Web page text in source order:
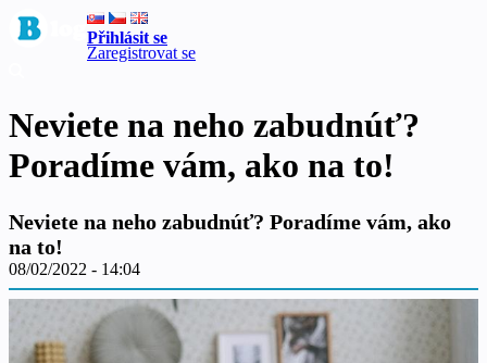
Přihlásit se
Zaregistrovat se
Neviete na neho zabudnúť?
Poradíme vám, ako na to!
Neviete na neho zabudnúť? Poradíme vám, ako
na to!
08/02/2022 - 14:04